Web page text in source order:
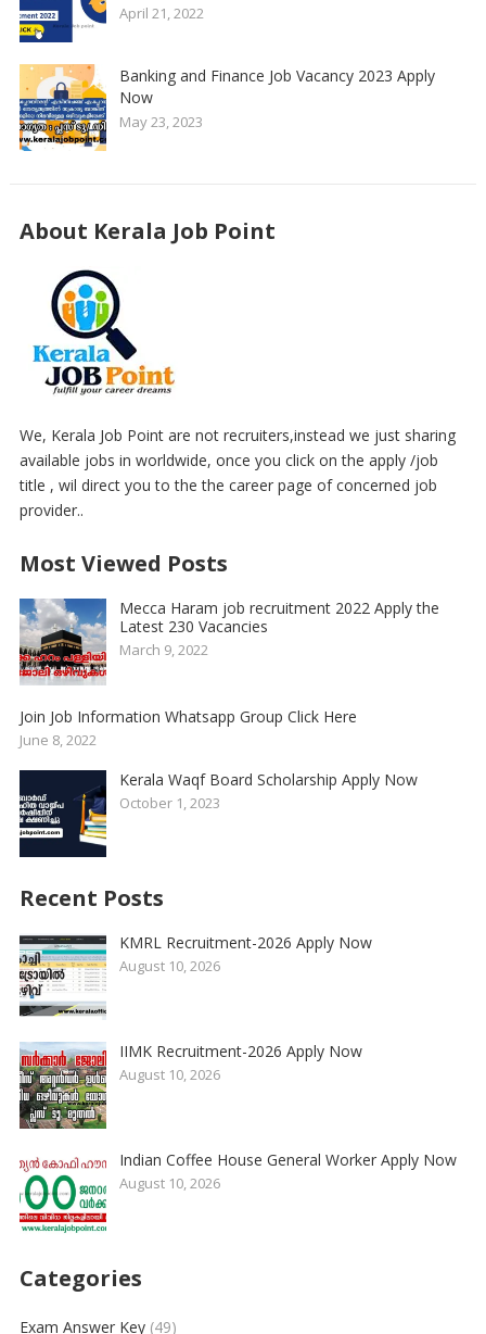
April 21, 2022
Banking and Finance Job Vacancy 2023 Apply
Now
May 23, 2023
About Kerala Job Point
We, Kerala Job Point are not recruiters,instead we just sharing
available jobs in worldwide, once you click on the apply /job
title , wil direct you to the the career page of concerned job
provider..
Most Viewed Posts
Mecca Haram job recruitment 2022 Apply the
Latest 230 Vacancies
March 9, 2022
Join Job Information Whatsapp Group Click Here
June 8, 2022
Kerala Waqf Board Scholarship Apply Now
October 1, 2023
Recent Posts
KMRL Recruitment-2026 Apply Now
August 10, 2026
IIMK Recruitment-2026 Apply Now
August 10, 2026
Indian Coffee House General Worker Apply Now
August 10, 2026
Categories
Exam Answer Key(49)